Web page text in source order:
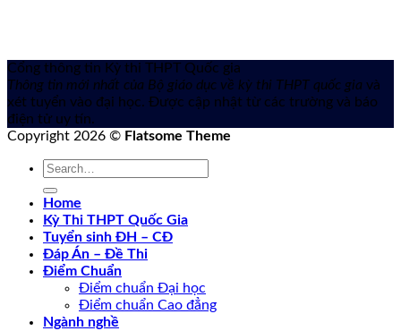
Cổng thông tin Kỳ thi THPT Quốc gia
Thông tin mới nhất của Bộ giáo dục về kỳ thi THPT quốc gia và
xét tuyển vào đại học. Được cập nhật từ các trường và báo
điện tử uy tín.
Copyright 2026 © Flatsome Theme
Home
Kỳ Thi THPT Quốc Gia
Tuyển sinh ĐH – CĐ
Đáp Án – Đề Thi
Điểm Chuẩn
Điểm chuẩn Đại học
Điểm chuẩn Cao đẳng
Ngành nghề